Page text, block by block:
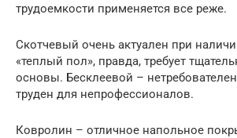
трудоемкости применяется все реже.
Скотчевый очень актуален при
«теплый пол», правда, требует
основы. Бесклеевой –
труден для непрофессионалов.
Ковролин – отличное напольное